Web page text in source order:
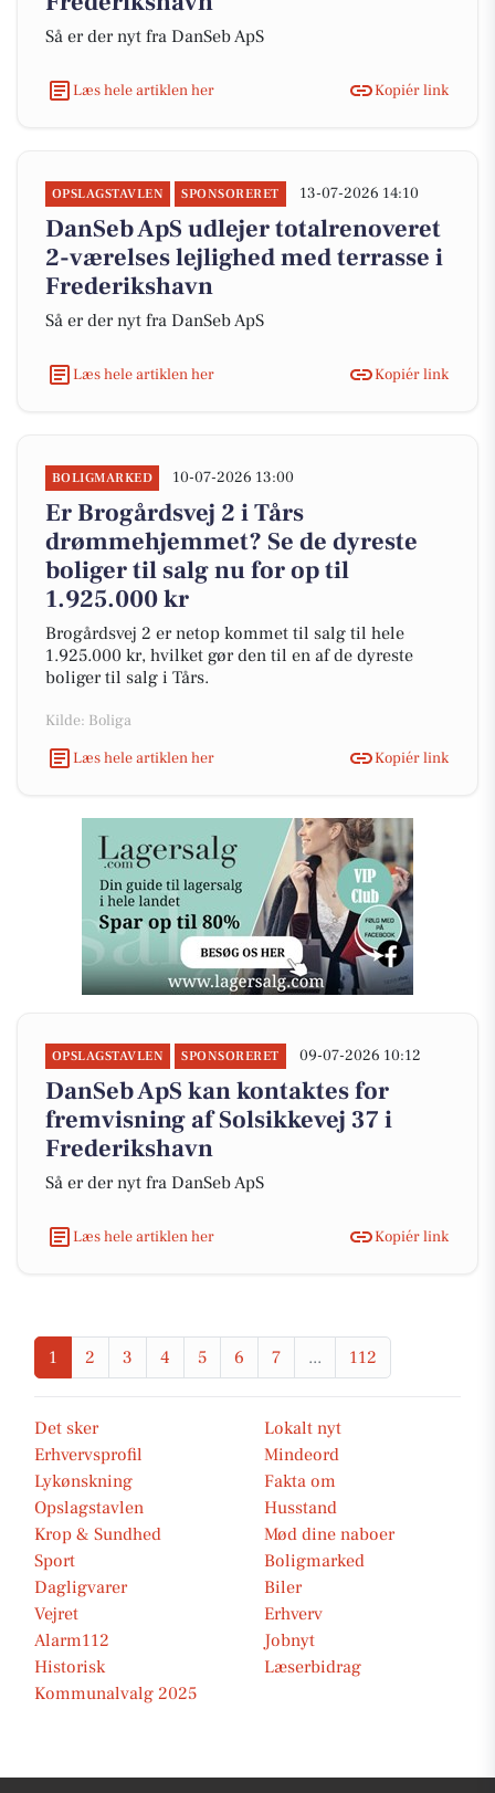
Så er der nyt fra DanSeb ApS
Læs hele artiklen her Kopiér link
OPSLAGSTAVLEN SPONSORERET 13-07-2026 14:10
DanSeb ApS udlejer totalrenoveret
2-værelses lejlighed med terrasse i
Frederikshavn
Så er der nyt fra DanSeb ApS
Læs hele artiklen her Kopiér link
BOLIGMARKED 10-07-2026 13:00
Er Brogårdsvej 2 i Tårs
drømmehjemmet? Se de dyreste
boliger til salg nu for op til
1.925.000 kr
Brogårdsvej 2 er netop kommet til salg til hele
1.925.000 kr, hvilket gør den til en af de dyreste
boliger til salg i Tårs.
Kilde: Boliga
Læs hele artiklen her
Kopiér link
OPSLAGSTAVLEN SPONSORERET 09-07-2026 10:12
DanSeb ApS kan kontaktes for
fremvisning af Solsikkevej 37 i
Frederikshavn
Så er der nyt fra DanSeb ApS
Læs hele artiklen her Kopiér link
1 2 3 4 5 6 7 ... 112
Det sker
Lokalt nyt
Erhvervsprofil
Mindeord
Lykønskning
Fakta om
Opslagstavlen
Husstand
Krop & Sundhed
Mød dine naboer
Sport
Boligmarked
Dagligvarer
Biler
Vejret
Erhverv
Alarm112
Jobnyt
Historisk
Læserbidrag
Kommunalvalg 2025